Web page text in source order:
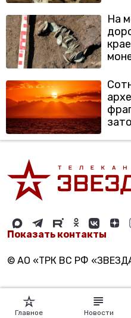
На
Показать контакты
© АО «ТРК ВС РФ
Главное Новости